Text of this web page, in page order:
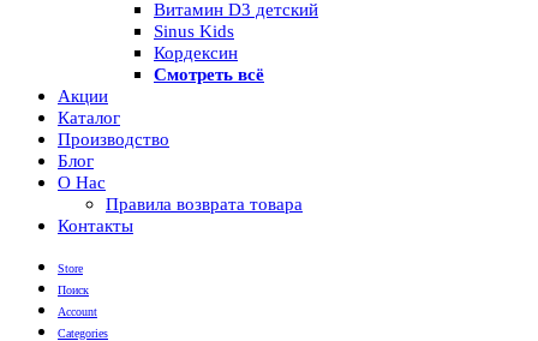
Витамин D3 детский
Sinus Kids
Кордексин
Смотреть всё
Акции
Каталог
Производство
Блог
О Нас
Правила возврата товара
Контакты
Store
Поиск
Account
Categories